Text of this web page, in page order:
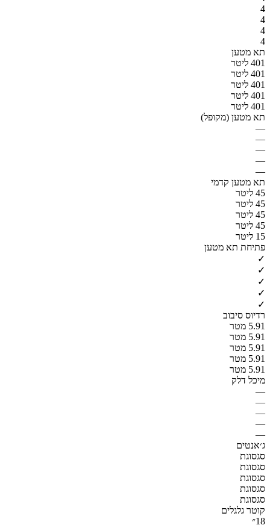
4
4
4
4
תא מטען
401 ליטר
401 ליטר
401 ליטר
401 ליטר
401 ליטר
תא מטען (מקופל)
—
—
—
—
—
תא מטען קדמי
45 ליטר
45 ליטר
45 ליטר
45 ליטר
15 ליטר
פתיחת תא מטען
✓
✓
✓
✓
✓
רדיוס סיבוב
5.91 מטר
5.91 מטר
5.91 מטר
5.91 מטר
5.91 מטר
מיכל דלק
—
—
—
—
—
ג׳אנטים
סגסוגת
סגסוגת
סגסוגת
סגסוגת
סגסוגת
קוטר גלגלים
18״